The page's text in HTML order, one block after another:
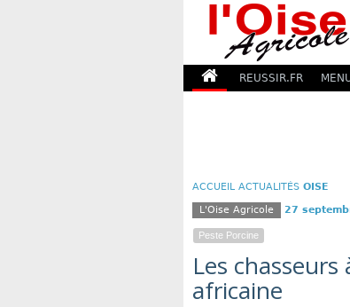
REUSSIR.FR
ACCUEIL ACTUALITÉS OISE
L'Oise Agricole 27
Peste Porcine
Les chasseurs
africaine